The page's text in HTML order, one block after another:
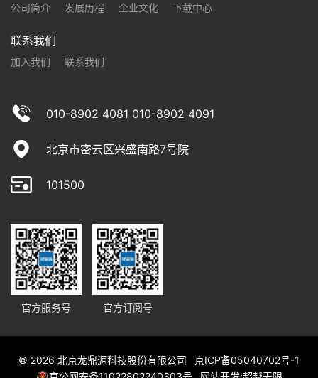
公司简介 发展历程 企业文化 下载中心
联系我们
加入我们 联系我们
010-8902 4081 010-8902 4091
北京市密云区兴盛南路7号院
101500
官方服务号 官方订阅号
© 2026 北京龙鼎源科技股份有限公司
京ICP备05040702号-1